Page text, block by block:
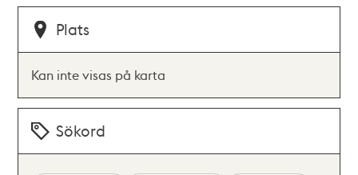
Plats
Kan inte visas på karta
Sökord